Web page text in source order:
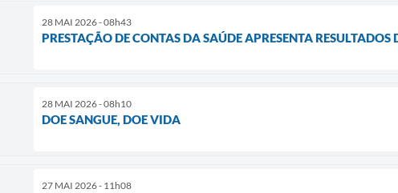
28 MAI 2026 - 08h43
PRESTAÇÃO DE CONTAS DA SAÚDE APRESENTA
28 MAI 2026 - 08h10
DOE SANGUE, DOE VIDA
27 MAI 2026 - 11h08